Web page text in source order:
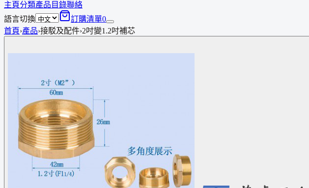
主頁分類產品 目錄聯絡
語言切換
訂購清單0
首頁›產品›接駁及配件›2吋變1.2吋補芯